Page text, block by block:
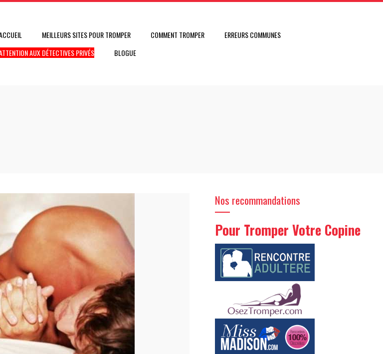
MEILLEURS SITES POUR TROMPER COMMENT TROMPER
ERREURS COMMUNES
AUX DÉTECTIVES PRIVÉS
BLOGUE
Nos recommandations
Pour Tromper Votre Copine